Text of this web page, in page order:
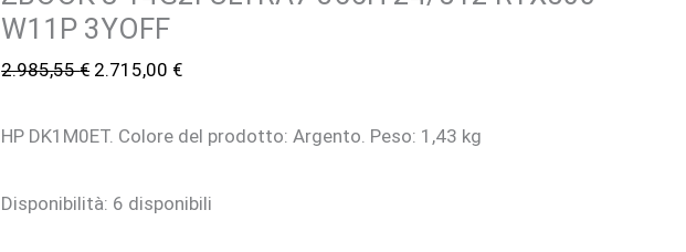
W11P 3YOFF
2.985,55€ Il
originale
2.985,55 €.
2.715,00 €Il
attuale
2.715,00 €.
HP DK1M0ET. Colore del prodotto: Argento. Peso: 1,43 kg
Disponibilità: 6 disponibili